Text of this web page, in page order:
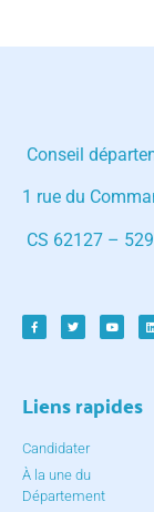
Conseil
1 rue du
CS 62127 –
Liens rapides
Candidater
À la une du
Département